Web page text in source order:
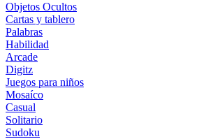
Objetos Ocultos
Cartas y tablero
Palabras
Habilidad
Arcade
Digitz
Juegos para niños
Mosaíco
Casual
Solitario
Sudoku